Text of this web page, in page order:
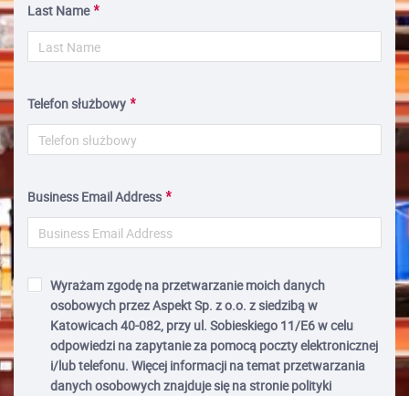
Last Name
Telefon służbowy
Business Email Address
Wyrażam zgodę na przetwarzanie moich danych
osobowych przez Aspekt Sp. z o.o. z siedzibą w
Katowicach 40-082, przy ul. Sobieskiego 11/E6 w celu
odpowiedzi na zapytanie za pomocą poczty elektronicznej
i/lub telefonu. Więcej informacji na temat przetwarzania
danych osobowych znajduje się na stronie polityki